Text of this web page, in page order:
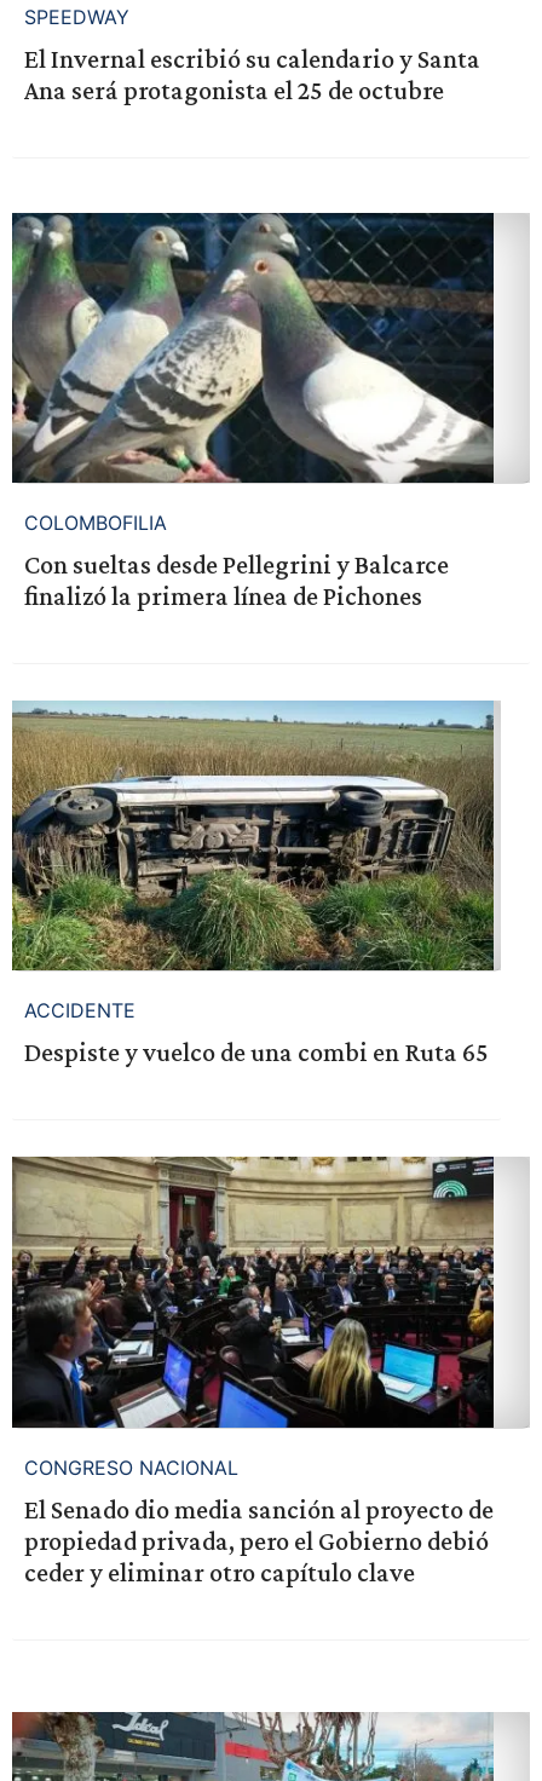
SPEEDWAY
El Invernal escribió su calendario y Santa
Ana será protagonista el 25 de octubre
COLOMBOFILIA
Con sueltas desde Pellegrini y Balcarce
finalizó la primera línea de Pichones
ACCIDENTE
Despiste y vuelco de una combi en Ruta 65
CONGRESO NACIONAL
El Senado dio media sanción al proyecto de
propiedad privada, pero el Gobierno debió
ceder y eliminar otro capítulo clave